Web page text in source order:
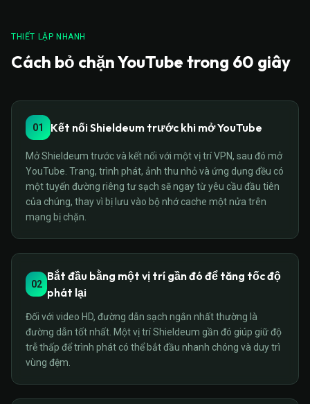
THIẾT LẬP NHANH
Cách bỏ chặn YouTube trong 60 giây
01 Kết nối Shieldeum trước khi mở YouTube
Mở Shieldeum trước và kết nối với một vị trí VPN, sau đó mở
YouTube. Trang, trình phát, ảnh thu nhỏ và ứng dụng đều có
một tuyến đường riêng tư sạch sẽ ngay từ yêu cầu đầu tiên
của chúng, thay vì bị lưu vào bộ nhớ cache một nửa trên
mạng bị chặn.
02
Bắt đầu bằng một vị trí gần đó để tăng tốc độ
phát lại
Đối với video HD, đường dẫn sạch ngắn nhất thường là
đường dẫn tốt nhất. Một vị trí Shieldeum gần đó giúp giữ độ
trễ thấp để trình phát có thể bắt đầu nhanh chóng và duy trì
vùng đệm.